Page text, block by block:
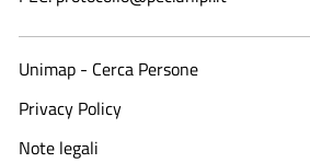
Unimap - Cerca Persone
Privacy Policy
Note legali